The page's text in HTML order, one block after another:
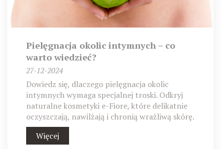
Pielęgnacja okolic intymnych – co
warto wiedzieć?
27-12-2024
Dowiedz się, dlaczego pielęgnacja okolic
intymnych wymaga specjalnej troski. Odkryj
naturalne kosmetyki e-Fiore, które delikatnie
oczyszczają, nawilżają i chronią wrażliwą skórę.
Więcej